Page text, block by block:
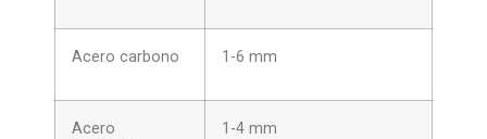
Acero carbono 1-6 mm
Acero
1-4 mm